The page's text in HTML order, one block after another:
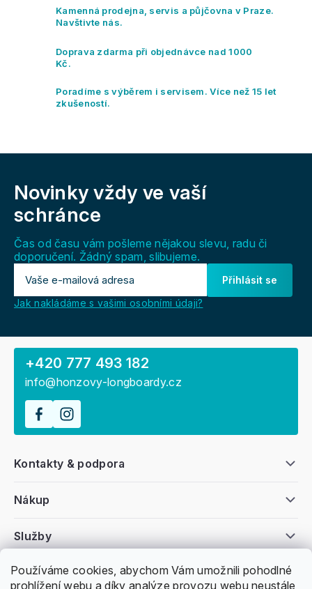
Používáme cookies, abychom Vám umožnili pohodlné
prohlížení webu a díky analýze provozu webu neustále
c
r
v
y
s
Kamenná prodejna, servis a půjčovna v Praze.
Navštivte nás.
Doprava zdarma při objednávce nad 1000
Kč.
Poradíme s výběrem i servisem. Více než 15 let
zkušeností.
Novinky vždy ve vaší
schránce
Čas od času vám pošleme nějakou slevu, radu či
doporučení. Žádný spam, slibujeme.
Přihlásit se
Jak nakládáme s vašimi osobními údaji?
Všeobecné informace
Nákup
Kontakty & podpora
Služby
+420 777 493 182
info@honzovy-longboardy.cz